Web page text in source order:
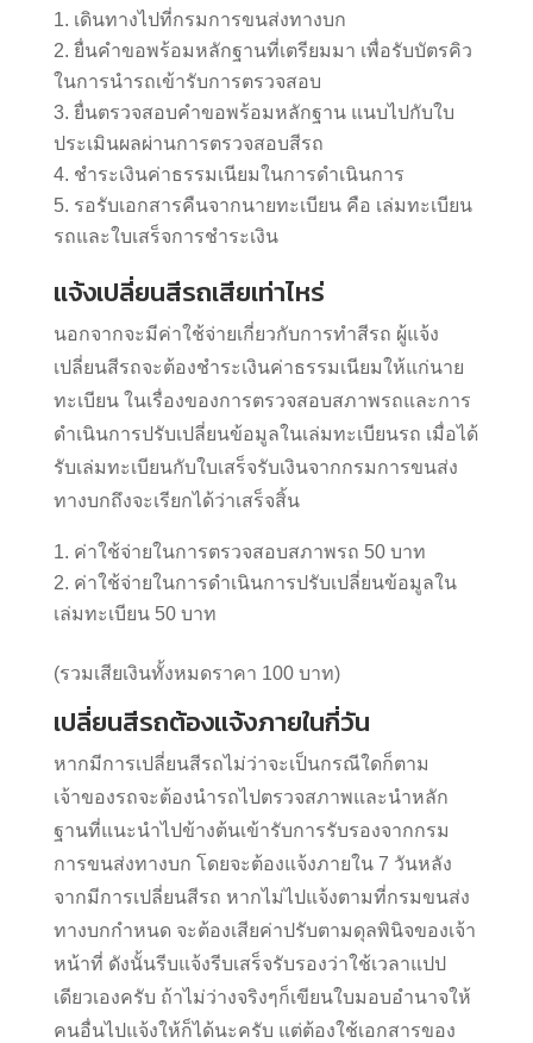
เดินทางไปที่กรมการขนส่งทางบก
ยื่นคำขอพร้อมหลักฐานที่เตรียมมา เพื่อรับบัตรคิว
ในการนำรถเข้ารับการตรวจสอบ
ยื่นตรวจสอบคำขอพร้อมหลักฐาน แนบไปกับใบ
ประเมินผลผ่านการตรวจสอบสีรถ
ชำระเงินค่าธรรมเนียมในการดำเนินการ
รอรับเอกสารคืนจากนายทะเบียน คือ เล่มทะเบียน
รถและใบเสร็จการชำระเงิน
แจ้งเปลี่ยนสีรถเสียเท่าไหร่
นอกจากจะมีค่าใช้จ่ายเกี่ยวกับการทำสีรถ ผู้แจ้ง
เปลี่ยนสีรถจะต้องชำระเงินค่าธรรมเนียมให้แก่นาย
ทะเบียน ในเรื่องของการตรวจสอบสภาพรถและการ
ดำเนินการปรับเปลี่ยนข้อมูลในเล่มทะเบียนรถ เมื่อได้
รับเล่มทะเบียนกับใบเสร็จรับเงินจากกรมการขนส่ง
ทางบกถึงจะเรียกได้ว่าเสร็จสิ้น
ค่าใช้จ่ายในการตรวจสอบสภาพรถ 50 บาท
ค่าใช้จ่ายในการดำเนินการปรับเปลี่ยนข้อมูลใน
เล่มทะเบียน 50 บาท
(รวมเสียเงินทั้งหมดราคา 100 บาท)
เปลี่ยนสีรถต้องแจ้งภายในกี่วัน
หากมีการเปลี่ยนสีรถไม่ว่าจะเป็นกรณีใดก็ตาม
เจ้าของรถจะต้องนำรถไปตรวจสภาพและนำหลัก
ฐานที่แนะนำไปข้างต้นเข้ารับการรับรองจากกรม
การขนส่งทางบก โดยจะต้องแจ้งภายใน 7 วันหลัง
จากมีการเปลี่ยนสีรถ หากไม่ไปแจ้งตามที่กรมขนส่ง
ทางบกกำหนด จะต้องเสียค่าปรับตามดุลพินิจของเจ้า
หน้าที่ ดังนั้นรีบแจ้งรีบเสร็จรับรองว่าใช้เวลาแปป
เดียวเองครับ ถ้าไม่ว่างจริงๆก็เขียนใบมอบอำนาจให้
คนอื่นไปแจ้งให้ก็ได้นะครับ แต่ต้องใช้เอกสารของ